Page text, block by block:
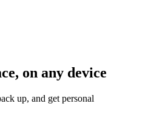
on any device
up, and get personal